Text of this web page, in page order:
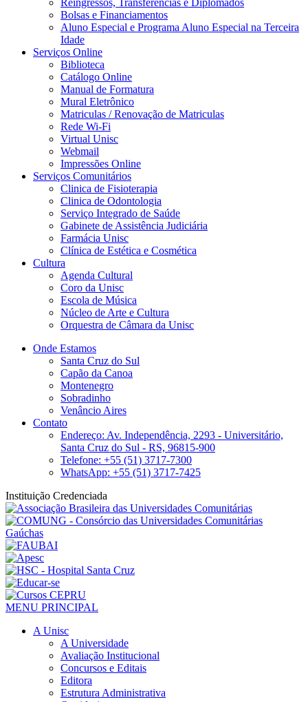
Reingressos, Transferências e Diplomados
Bolsas e Financiamentos
Aluno Especial e Programa Aluno Especial na Terceira
Idade
Serviços Online
Biblioteca
Catálogo Online
Manual de Formatura
Mural Eletrônico
Matriculas / Renovação de Matriculas
Rede Wi-Fi
Virtual Unisc
Webmail
Impressões Online
Serviços Comunitários
Clinica de Fisioterapia
Clinica de Odontologia
Serviço Integrado de Saúde
Gabinete de Assistência Judiciária
Farmácia Unisc
Clínica de Estética e Cosmética
Cultura
Agenda Cultural
Coro da Unisc
Escola de Música
Núcleo de Arte e Cultura
Orquestra de Câmara da Unisc
Onde Estamos
Santa Cruz do Sul
Capão da Canoa
Montenegro
Sobradinho
Venâncio Aires
Contato
Endereço: Av. Independência, 2293 - Universitário,
Santa Cruz do Sul - RS, 96815-900
Telefone: +55 (51) 3717-7300
WhatsApp: +55 (51) 3717-7425
Instituição Credenciada
MENU PRINCIPAL
A Unisc
A Universidade
Avaliação Institucional
Concursos e Editais
Editora
Estrutura Administrativa